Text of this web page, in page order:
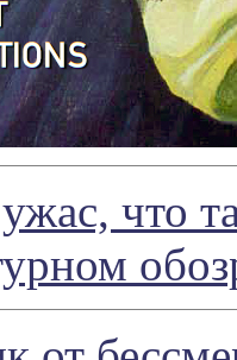
что